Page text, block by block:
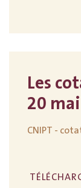
Les
20
CNIPT -